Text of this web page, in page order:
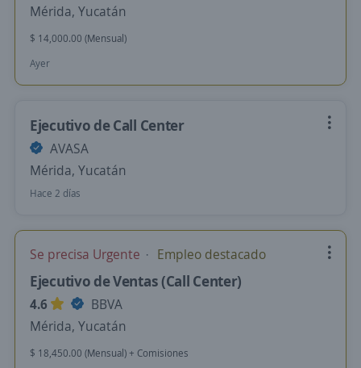
Mérida, Yucatán
$ 14,000.00 (Mensual)
Ayer
Ejecutivo de Call Center
AVASA
Mérida, Yucatán
Hace 2 días
Se precisa Urgente Empleo destacado
Ejecutivo de Ventas (Call Center)
4.6
BBVA
Mérida, Yucatán
$ 18,450.00 (Mensual) + Comisiones